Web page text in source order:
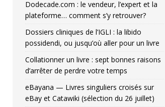
Dodecade.com : le vendeur, l’expert et la
plateforme… comment s’y retrouver?
Dossiers cliniques de l’IGLI : la libido
possidendi, ou jusqu’où aller pour un livre
Collationner un livre : sept bonnes raisons
d’arrêter de perdre votre temps
eBayana — Livres singuliers croisés sur
eBay et Catawiki (sélection du 26 juillet)